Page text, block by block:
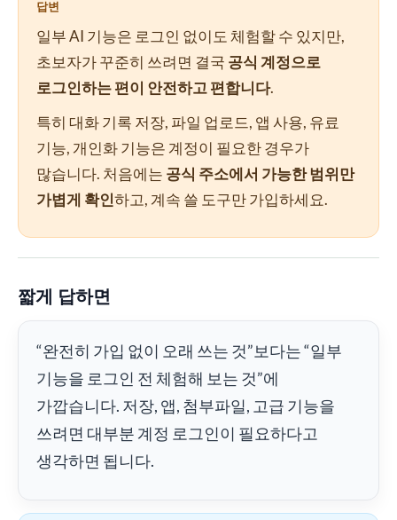
답변
일부 AI 기능은 로그인 없이도 체험할 수 있지만,
초보자가 꾸준히 쓰려면 결국 공식 계정으로
로그인하는 편이 안전하고 편합니다.
특히 대화 기록 저장, 파일 업로드, 앱 사용, 유료
기능, 개인화 기능은 계정이 필요한 경우가
많습니다. 처음에는 공식 주소에서 가능한 범위만
가볍게 확인하고, 계속 쓸 도구만 가입하세요.
짧게 답하면
“완전히 가입 없이 오래 쓰는 것”보다는 “일부
기능을 로그인 전 체험해 보는 것”에
가깝습니다. 저장, 앱, 첨부파일, 고급 기능을
쓰려면 대부분 계정 로그인이 필요하다고
생각하면 됩니다.